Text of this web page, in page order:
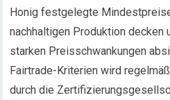
Honig festgelegte
nachhaltigen Produktion decken
starken Preisschwankungen
Fairtrade-Kriterien wird
durch die